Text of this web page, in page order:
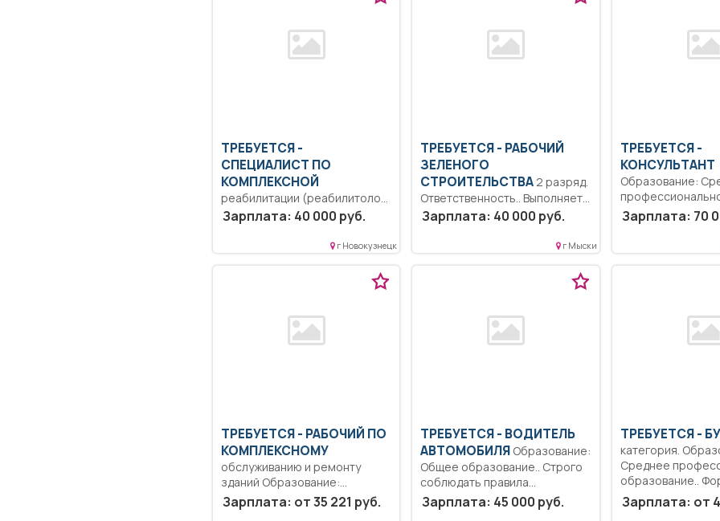
ТРЕБУЕТСЯ -
СПЕЦИАЛИСТ ПО
КОМПЛЕКСНОЙ
реабилитации (реабилитолог)
Образование: Высшее
образование — бакалавриат..
Комплексное обеспечение
социальной...
Зарплата: 40 000 руб.
г Новокузнецк
ТРЕБУЕТСЯ - РАБОЧИЙ
ЗЕЛЕНОГО
СТРОИТЕЛЬСТВА
Ответственность.. Выполняет
работы при закладке зеленых
насаждений, разбивке...
Зарплата: 40 000 руб.
г Мыски
ТРЕБУЕТСЯ -
КОНСУЛЬТАНТ
Образование:
образование..
профильное
(фармацевт,
Зарплата: 70
ТРЕБУЕТСЯ - РАБОЧИЙ ПО
КОМПЛЕКСНОМУ
обслуживанию и ремонту
зданий Образование:
Среднее профессиональное
образование.. Проведение
Зарплата: от 35 221 руб.
ТРЕБУЕТСЯ - ВОДИТЕЛЬ
АВТОМОБИЛЯ
Общее образование.. Строго
соблюдать правила
дорожного движения.
Выполнять...
Зарплата: 45 000 руб.
ТРЕБУЕТСЯ -
категория.
Среднее
образование..
строк
баланса....
Зарплата: от